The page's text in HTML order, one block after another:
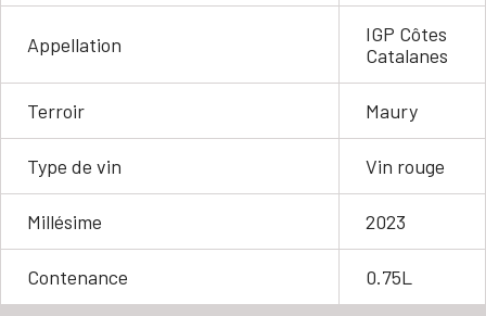
Appellation
IGP Côtes
Catalanes
Terroir Maury
Type de vin Vin rouge
Millésime 2023
Contenance 0.75L